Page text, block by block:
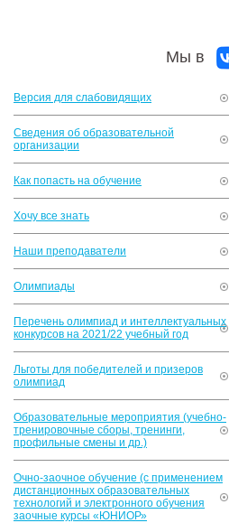
Мы в
Версия для слабовидящих
Сведения об образовательной
организации
Как попасть на обучение
Хочу все знать
Наши преподаватели
Олимпиады
Перечень олимпиад и интеллектуальных
конкурсов на 2021/22 учебный год
Льготы для победителей и призеров
олимпиад
Образовательные мероприятия (учебно-
тренировочные сборы, тренинги,
профильные смены и др.)
Очно-заочное обучение (с применением
дистанционных образовательных
технологий и электронного обучения
заочные курсы «ЮНИОР»